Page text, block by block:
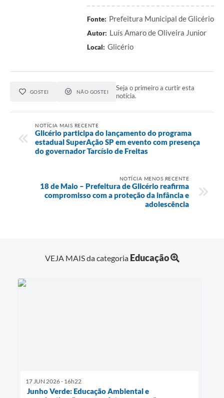
Fonte: Prefeitura Municipal de Glicério
Autor: Luís Amaro de Oliveira Junior
Local: Glicério
GOSTEI NÃO GOSTEI
Seja o primeiro a curtir esta
notícia.
NOTÍCIA MAIS RECENTE
Glicério participa do lançamento do programa
estadual SuperAção SP em evento com presença
do governador Tarcísio de Freitas
NOTÍCIA MENOS RECENTE
18 de Maio – Prefeitura de Glicério reafirma
compromisso com a proteção da infância e
adolescência
VEJA MAIS da categoria Educação
17 JUN 2026 - 16h22
Junho Verde: Educação Ambiental e